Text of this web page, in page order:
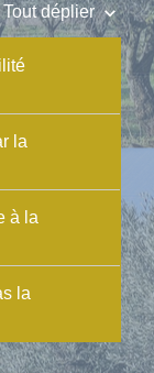
Tout déplierkeyboard_arrow_down
la
à la
la